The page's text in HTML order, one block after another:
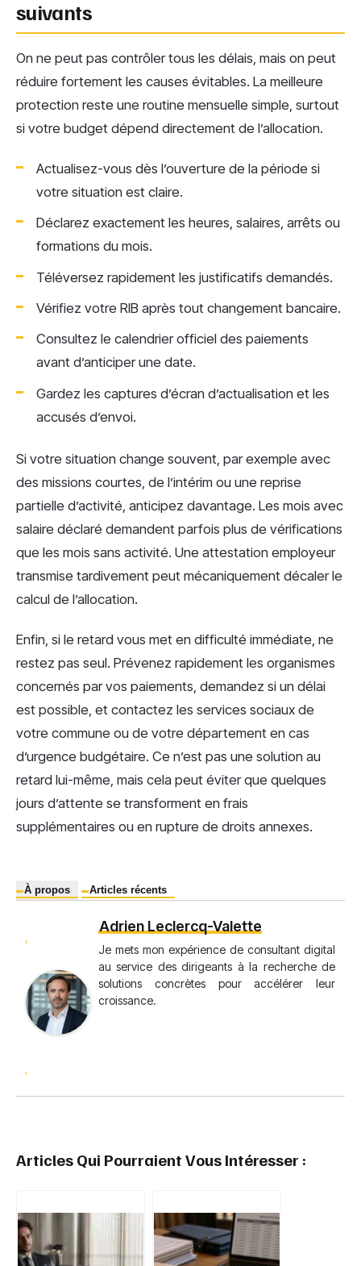
suivants
On ne peut pas contrôler tous les délais, mais on peut
réduire fortement les causes évitables. La meilleure
protection reste une routine mensuelle simple, surtout
si votre budget dépend directement de l’allocation.
Actualisez-vous dès l’ouverture de la période si
votre situation est claire.
Déclarez exactement les heures, salaires, arrêts ou
formations du mois.
Téléversez rapidement les justificatifs demandés.
Vérifiez votre RIB après tout changement bancaire.
Consultez le calendrier officiel des paiements
avant d’anticiper une date.
Gardez les captures d’écran d’actualisation et les
accusés d’envoi.
Si votre situation change souvent, par exemple avec
des missions courtes, de l’intérim ou une reprise
partielle d’activité, anticipez davantage. Les mois avec
salaire déclaré demandent parfois plus de vérifications
que les mois sans activité. Une attestation employeur
transmise tardivement peut mécaniquement décaler le
calcul de l’allocation.
Enfin, si le retard vous met en difficulté immédiate, ne
restez pas seul. Prévenez rapidement les organismes
concernés par vos paiements, demandez si un délai
est possible, et contactez les services sociaux de
votre commune ou de votre département en cas
d’urgence budgétaire. Ce n’est pas une solution au
retard lui-même, mais cela peut éviter que quelques
jours d’attente se transforment en frais
supplémentaires ou en rupture de droits annexes.
À propos Articles récents
Adrien Leclercq-Valette
Je mets mon expérience de consultant digital
au service des dirigeants à la recherche de
solutions concrètes pour accélérer leur
croissance.
Articles Qui Pourraient Vous Intéresser :